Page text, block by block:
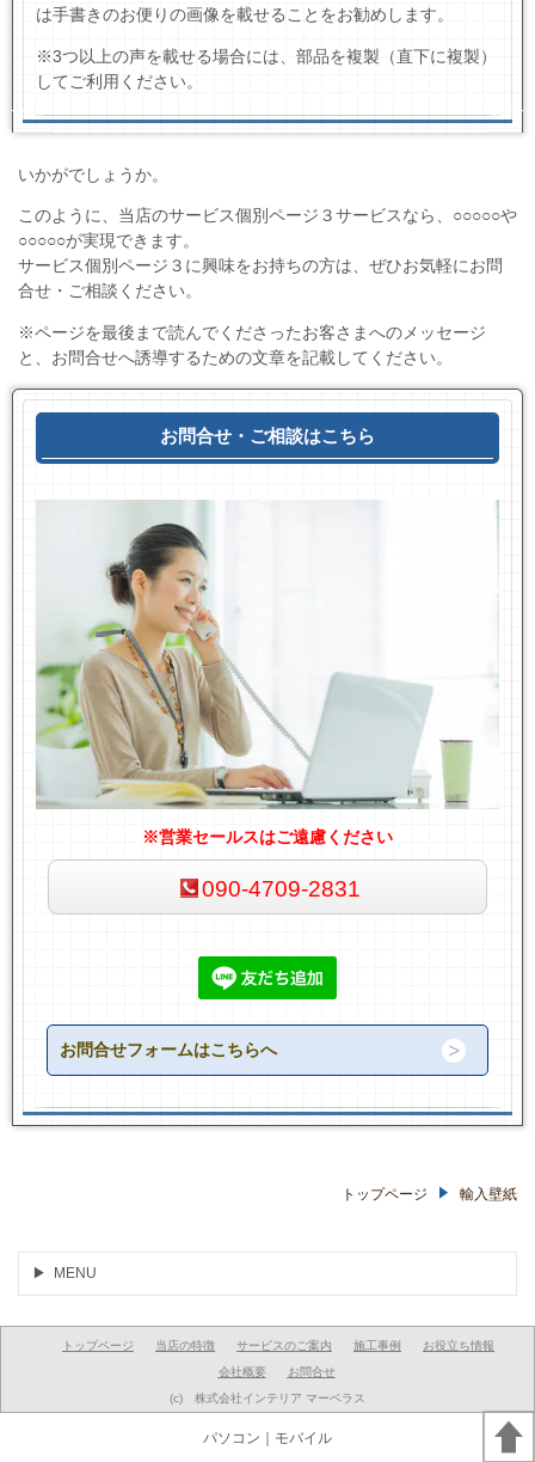
は手書きのお便りの画像を載せることをお勧めします。
※3つ以上の声を載せる場合には、部品を複製（直下に複製）
してご利用ください。
いかがでしょうか。
このように、当店のサービス個別ページ３サービスなら、○○○○○や
○○○○○が実現できます。
サービス個別ページ３に興味をお持ちの方は、ぜひお気軽にお問
合せ・ご相談ください。
※ページを最後まで読んでくださったお客さまへのメッセージ
と、お問合せへ誘導するための文章を記載してください。
お問合せ・ご相談はこちら
※営業セールスはご遠慮ください
090-4709-2831
お問合せフォームはこちらへ
トップページ 輸入壁紙
MENU
(c) 株式会社インテリア マーベラス
トップページ 当店の特徴 サービスのご案内 施工事例
お役立ち情報
会社概要
お問合せ
パソコン ｜モバイル